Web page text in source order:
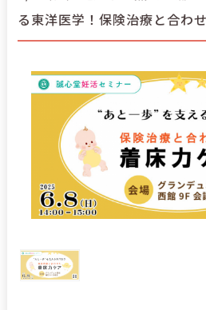
る東洋医学！保険治療と合わ